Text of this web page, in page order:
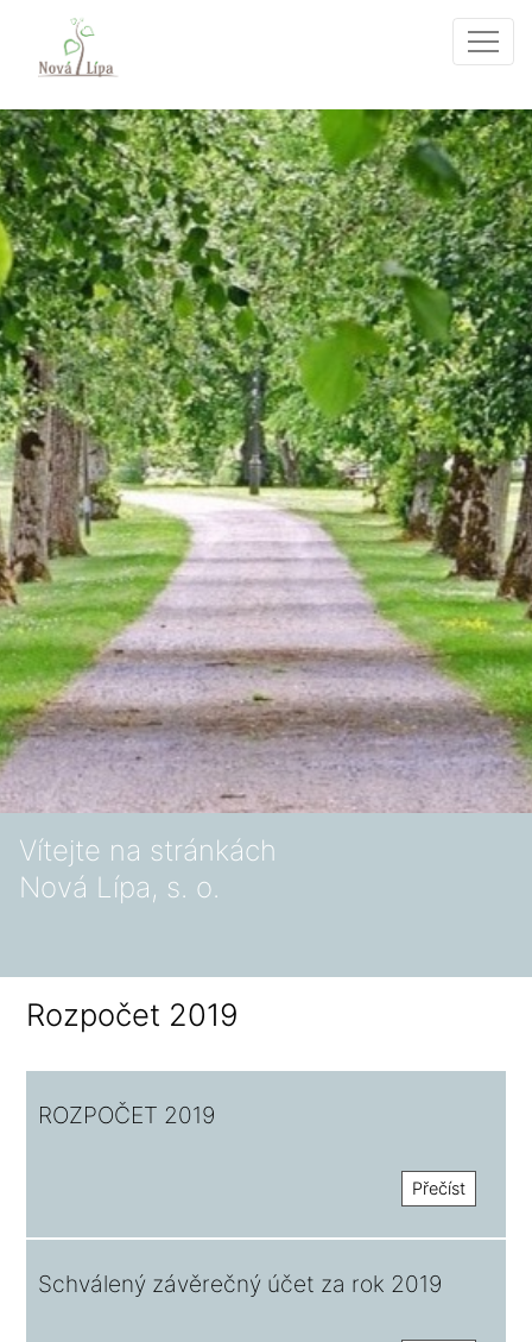
Vítejte na stránkách
Nová Lípa, s. o.
Rozpočet 2019
ROZPOČET 2019
Přečíst
Schválený závěrečný účet za rok 2019